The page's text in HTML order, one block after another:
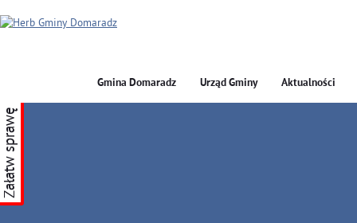
GMINA DOMARADZ
Gmina Domaradz Urząd Gminy Aktualności
Załatw sprawę